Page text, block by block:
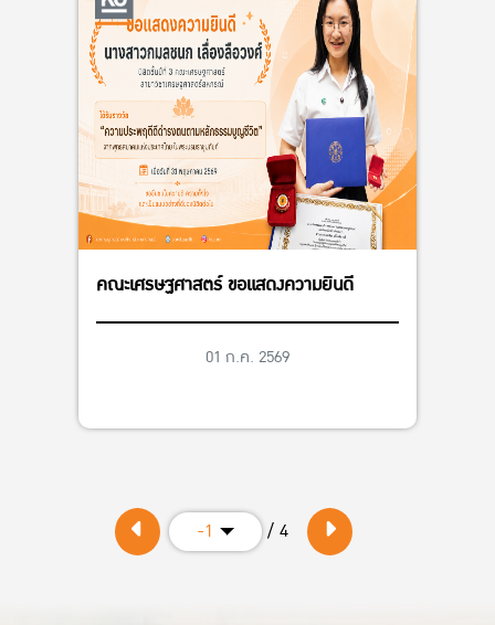
คณะเศรษฐศาสตร์ ขอแสดงความยินดี
01 ก.ค. 2569
-1 / 4